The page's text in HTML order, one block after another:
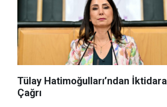
Tülay Hatimoğulları’ndan İktidara
Çağrı